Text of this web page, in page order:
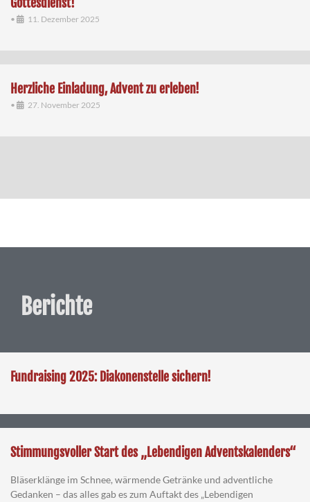
• 11. Dezember 2025
Herzliche Einladung, Advent zu erleben!
• 27. November 2025
Berichte
Fundraising 2025: Diakonenstelle sichern!
Stimmungsvoller Start des „Lebendigen Adventskalenders“
Bläserklänge im Schnee, wärmende Getränke und adventliche
Gedanken – das alles gab es zum Auftakt des „Lebendigen